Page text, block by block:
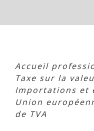
Accueil
Taxe sur la
Importations et
Union
de TVA